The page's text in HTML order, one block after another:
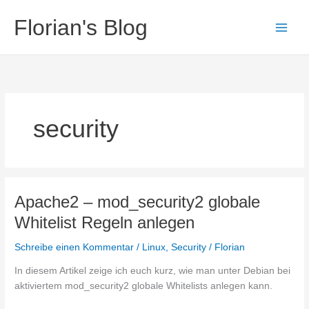
Inhalt
springen
Florian's Blog
security
Apache2 – mod_security2 globale
Whitelist Regeln anlegen
Schreibe einen Kommentar / Linux,Security / Florian
In diesem Artikel zeige ich euch kurz, wie man unter Debian bei
aktiviertem mod_security2 globale Whitelists anlegen kann.